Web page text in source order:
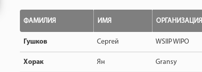
ФАМИЛИЯ ИМЯ ОРГАНИЗАЦИЯ
Гушков Сергей WSIIP WIPO
Хорак Ян Gransy